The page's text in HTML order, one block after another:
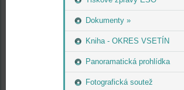
Dokumenty »
Kniha - OKRES VSETÍN
Panoramatická prohlídka
Fotografická soutež